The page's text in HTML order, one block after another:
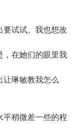
试试。我也想改
，在她们的眼里我
让琳敏教我怎么
稍微差一些的程